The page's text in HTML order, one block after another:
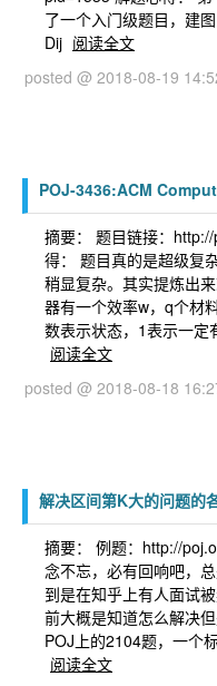
了一个入门级题目，建
Dij 阅读全文
posted @ 2018-08-19
POJ-3436:ACM
摘要： 题目链接：
得： 题目真的是超级复
稍显复杂。其实提炼出
器有一个效率w，q个材
数表示状态，1表示一定
阅读全文
posted @ 2018-08-18
解决区间第K大的问题的
摘要： 例题：http://
念不忘，必有回响吧，
到是在知乎上有人面试
前大概是知道怎么解决
POJ上的2104题，一个
阅读全文